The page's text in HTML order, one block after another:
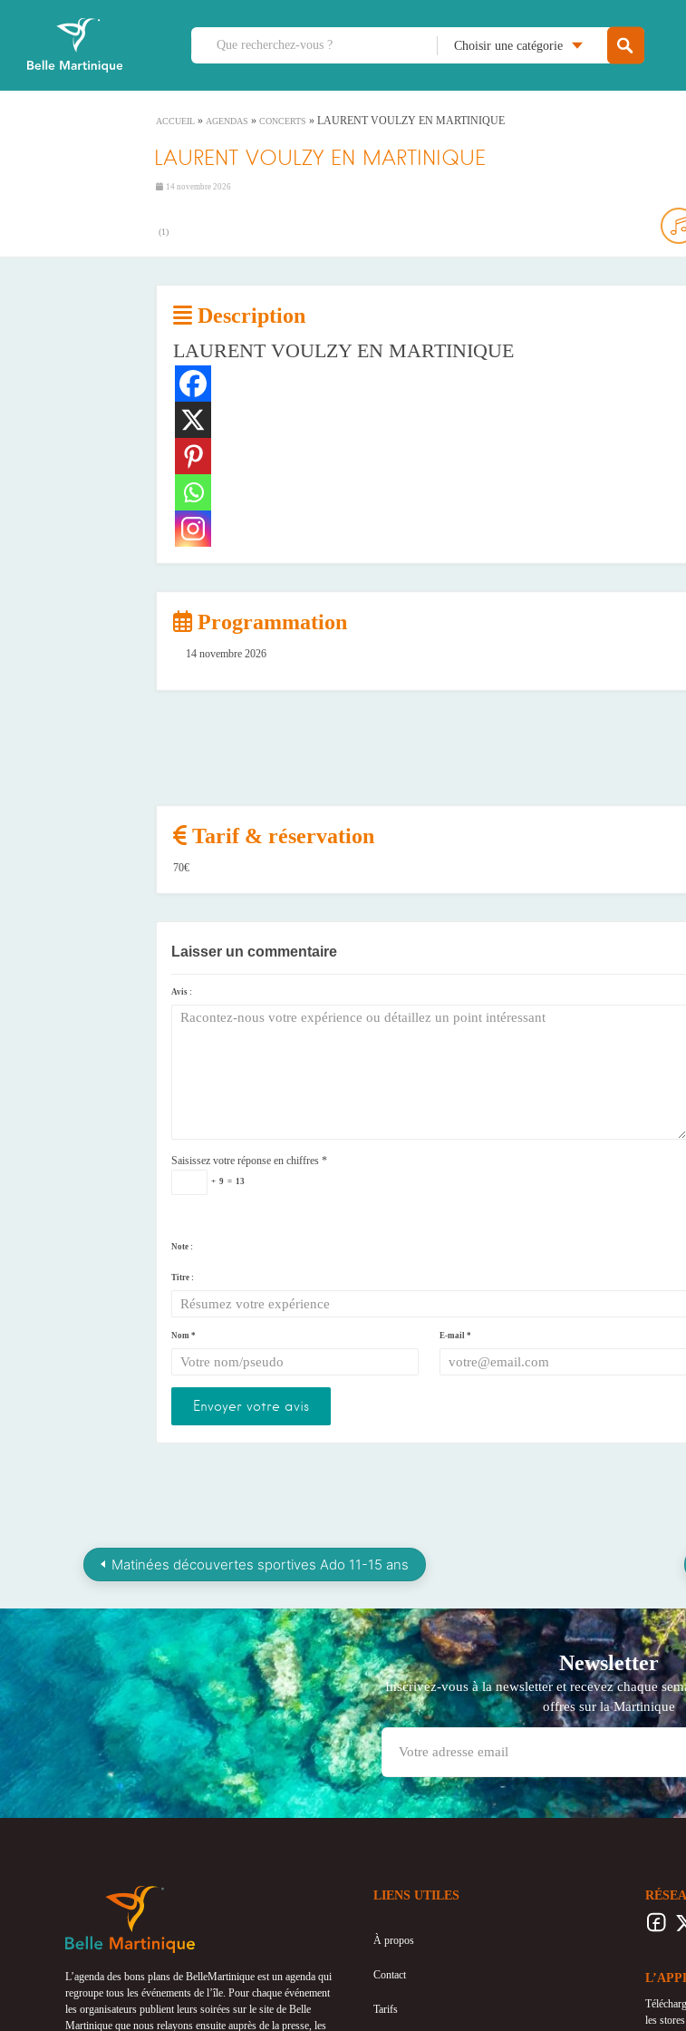
Choisir une catégorie
ACCUEIL » AGENDAS » CONCERTS » LAURENT VOULZY EN MARTINIQUE
LAURENT VOULZY EN MARTINIQUE
14 novembre 2026
(1)
Description
LAURENT VOULZY EN MARTINIQUE
Programmation
14 novembre 2026
Tarif & réservation
70€
Laisser un commentaire
Avis :
Nom * E-mail *
Saisissez votre réponse en chiffres*
+ 9 = 13
Note :
Titre :
Matinées découvertes sportives Ado 11-15 ans
Newsletter
Inscrivez-vous à la newsletter et recevez chaque
offres sur la Martinique
L’agenda des bons plans de BelleMartinique est un agenda qui
regroupe tous les événements de l’île. Pour chaque événement
les organisateurs publient leurs soirées sur le site de Belle
Martinique que nous relayons ensuite auprès de la presse, les
LIENS UTILES
À propos
Contact
Tarifs
les stores